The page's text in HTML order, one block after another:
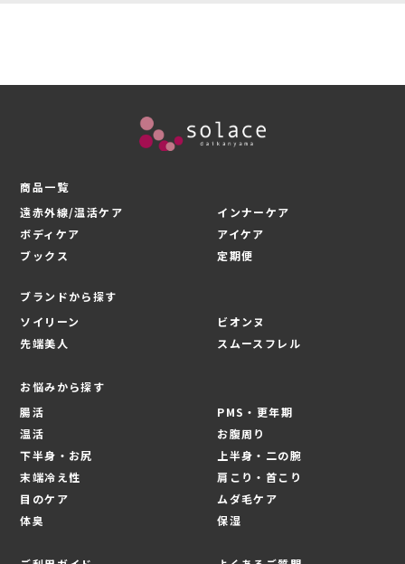
商品一覧
遠赤外線/温活ケア
インナーケア
ボディケア
アイケア
ブックス
定期便
ブランドから探す
ソイリーン
ビオンヌ
先端美人
スムースフレル
お悩みから探す
腸活
PMS・更年期
温活
お腹周り
下半身・お尻
上半身・二の腕
末端冷え性
肩こり・首こり
目のケア
ムダ毛ケア
体臭
保湿